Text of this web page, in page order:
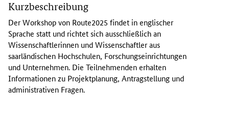
r
W
o
r
k
s
h
o
Kurzbeschreibung
DerWorkshopvon Route2025 findet in englischer
Sprache statt und richtet sich ausschließlich an
Wissenschaftlerinnen und Wissenschaftler aus
saarländischen Hochschulen, Forschungseinrichtungen
und Unternehmen. Die Teilnehmenden erhalten
Informationen zu Projektplanung, Antragstellung und
administrativen Fragen.